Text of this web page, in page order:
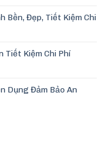
Bền, Đẹp, Tiết Kiệm Chi
Tiết Kiệm Chi Phí
Dụng Đảm Bảo An